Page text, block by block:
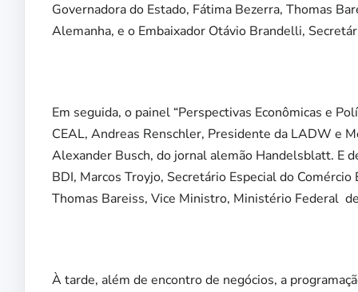
Governadora do Estado, Fátima Bezerra, Thomas
Alemanha, e o Embaixador Otávio Brandelli,
Em seguida, o painel “Perspectivas Econômicas e
CEAL, Andreas Renschler, Presidente da LADW e
Alexander Busch, do jornal alemão Handelsblatt. E
BDI, Marcos Troyjo, Secretário Especial do
Thomas Bareiss, Vice Ministro, Ministério Federal
À tarde, além de encontro de negócios, a